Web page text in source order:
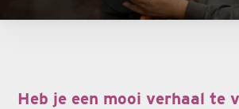
Heb je een mooi verhaal te